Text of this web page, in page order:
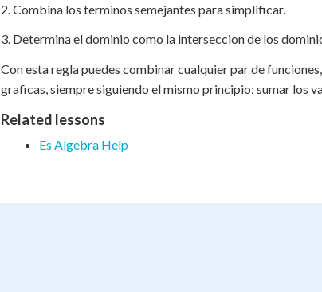
g(x)
2. Combina los terminos semejantes para simplificar.
3. Determina el dominio como la interseccion de los
Con esta regla puedes combinar cualquier par de
graficas, siempre siguiendo el mismo principio: sumar los
Related lessons
Es Algebra Help